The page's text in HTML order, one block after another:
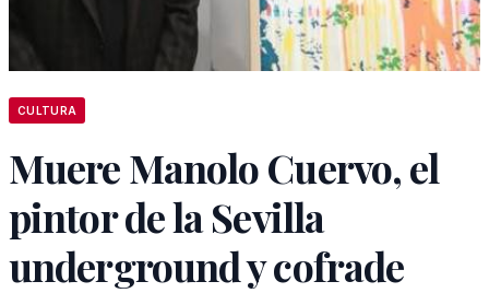
CULTURA
Muere Manolo Cuervo, el
pintor de la Sevilla
underground y cofrade